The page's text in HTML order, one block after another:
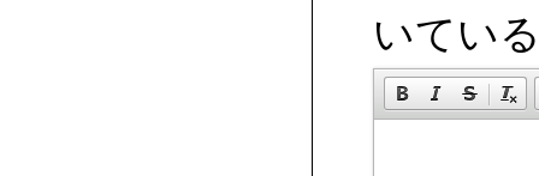
いてい